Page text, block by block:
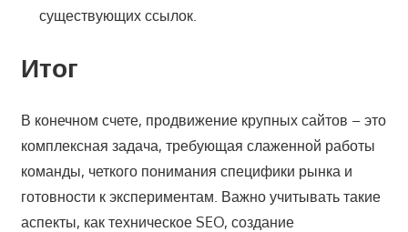
существующих ссылок.
Итог
В конечном счете, продвижение крупных сайтов – это
комплексная задача, требующая слаженной работы
команды, четкого понимания специфики рынка и
готовности к экспериментам. Важно учитывать такие
аспекты, как техническое SEO, создание